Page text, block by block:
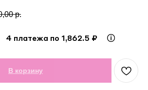
р.
4 платежа по 1,862.5 ₽
В корзину